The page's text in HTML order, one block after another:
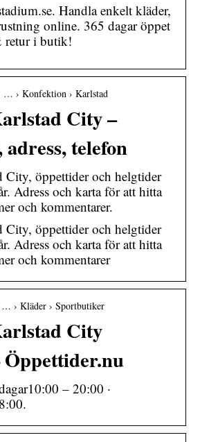
Handla enkelt kläder,
online. 365 dagar öppet
retur i butik!
… › Konfektion › Karlstad
City –
telefon
City, öppettider och helgtider
Adress och karta för att hitta
och kommentarer.
City, öppettider och helgtider
Adress och karta för att hitta
och kommentarer
› Kläder › Sportbutiker
City
– 20:00 ·